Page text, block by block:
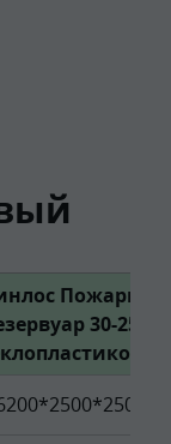
Пожарный
30-2500